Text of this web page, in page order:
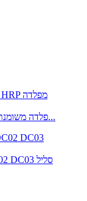
סליל HRC כבוש מגולגל חם ו-HRP פלדה משומנת...